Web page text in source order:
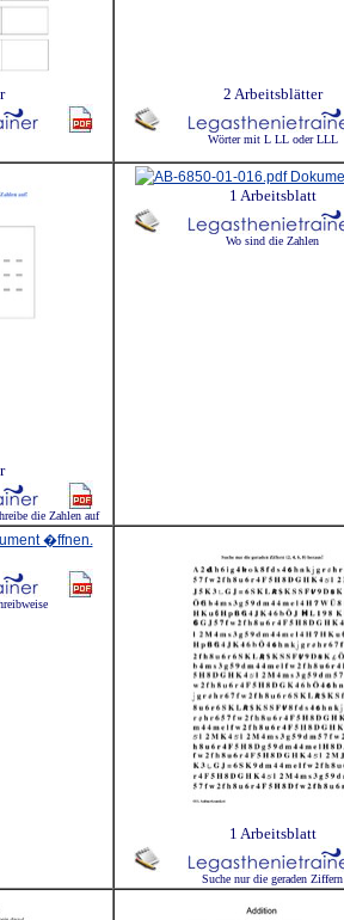
2 Arbeitsblätter
Wörter mit L LL oder LLL
die Zahlen auf
1 Arbeitsblatt
Wo sind die Zahlen
1 Arbeitsblatt
Suche nur die geraden Ziffern